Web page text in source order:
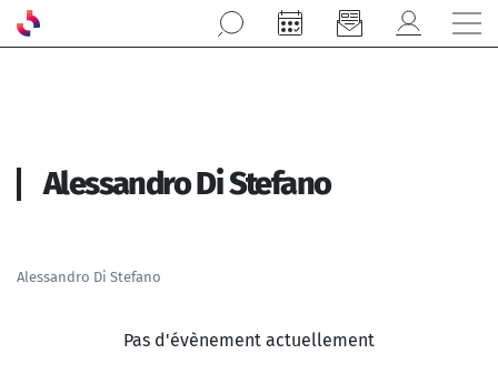
Aller au contenu principal
Alessandro Di Stefano
Alessandro Di Stefano
Pas d'évènement actuellement